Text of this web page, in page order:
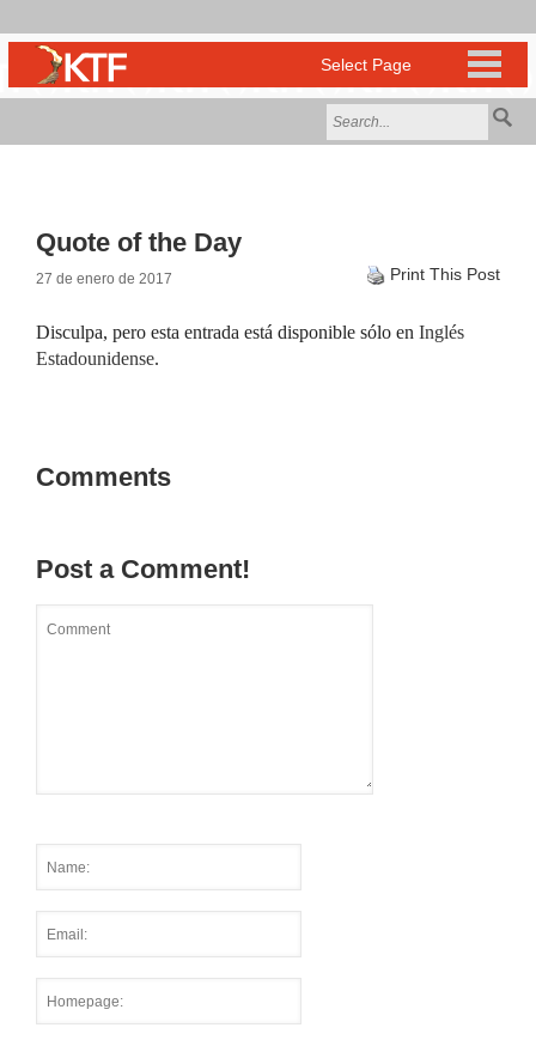
Quote of the Day
27 de enero de 2017 Print This Post
Disculpa, pero esta entrada está disponible sólo en Inglés
Estadounidense.
Comments
Post a Comment!